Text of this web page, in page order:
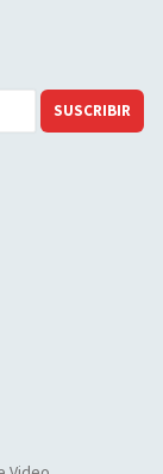
SUSCRIBIR